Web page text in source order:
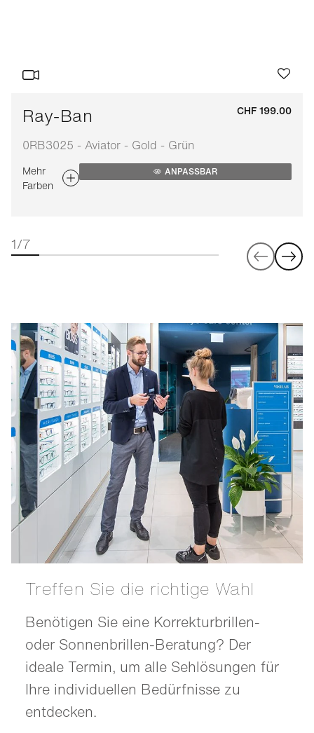
Ray-Ban
0RB3025 - Aviator - Gold - Grün
CHF 199.00
Mehr
Farben
ANPASSBAR
1/7
Treffen Sie die richtige Wahl
Benötigen Sie eine Korrekturbrillen-
oder Sonnenbrillen-Beratung? Der
ideale Termin, um alle Sehlösungen für
Ihre individuellen Bedürfnisse zu
entdecken.